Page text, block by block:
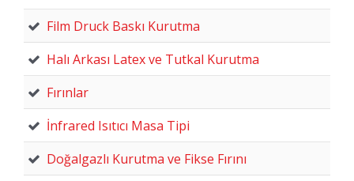
Film Druck Baskı Kurutma
Halı Arkası Latex ve Tutkal Kurutma
Fırınlar
İnfrared Isıtıcı Masa Tipi
Doğalgazlı Kurutma ve Fikse Fırını